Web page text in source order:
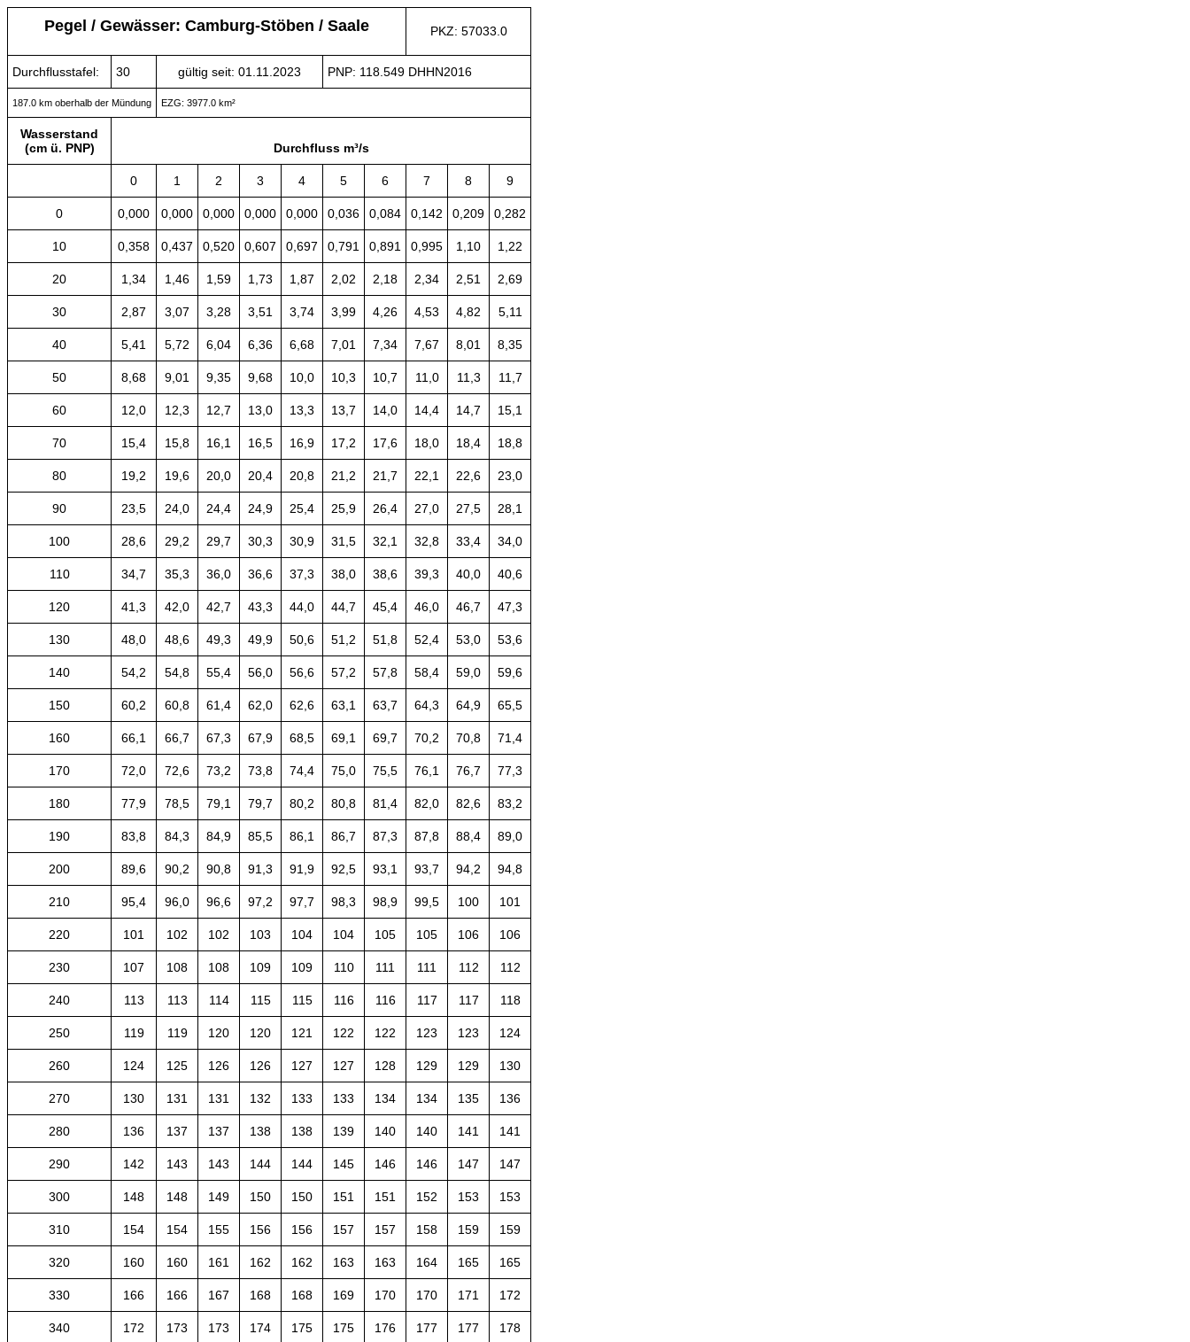
Pegel / Gewässer: Camburg-Stöben / Saale PKZ: 57033.0
Durchflusstafel: 30 gültig seit: 01.11.2023 PNP: 118.549 DHHN2016
187.0 km oberhalb der Mündung EZG: 3977.0 km²
Wasserstand
(cm ü. PNP)
Durchfluss m³/s
0 1 2 3 4 5 6 7 8 9
0 0,000 0,000 0,000 0,000 0,000 0,036 0,084 0,142 0,209 0,282
10 0,358 0,437 0,520 0,607 0,697 0,791 0,891 0,995 1,10 1,22
20 1,34 1,46 1,59 1,73 1,87 2,02 2,18 2,34 2,51 2,69
30 2,87 3,07 3,28 3,51 3,74 3,99 4,26 4,53 4,82 5,11
40 5,41 5,72 6,04 6,36 6,68 7,01 7,34 7,67 8,01 8,35
50 8,68 9,01 9,35 9,68 10,0 10,3 10,7 11,0 11,3 11,7
60 12,0 12,3 12,7 13,0 13,3 13,7 14,0 14,4 14,7 15,1
70 15,4 15,8 16,1 16,5 16,9 17,2 17,6 18,0 18,4 18,8
80 19,2 19,6 20,0 20,4 20,8 21,2 21,7 22,1 22,6 23,0
90 23,5 24,0 24,4 24,9 25,4 25,9 26,4 27,0 27,5 28,1
100 28,6 29,2 29,7 30,3 30,9 31,5 32,1 32,8 33,4 34,0
110 34,7 35,3 36,0 36,6 37,3 38,0 38,6 39,3 40,0 40,6
120 41,3 42,0 42,7 43,3 44,0 44,7 45,4 46,0 46,7 47,3
130 48,0 48,6 49,3 49,9 50,6 51,2 51,8 52,4 53,0 53,6
140 54,2 54,8 55,4 56,0 56,6 57,2 57,8 58,4 59,0 59,6
150 60,2 60,8 61,4 62,0 62,6 63,1 63,7 64,3 64,9 65,5
160 66,1 66,7 67,3 67,9 68,5 69,1 69,7 70,2 70,8 71,4
170 72,0 72,6 73,2 73,8 74,4 75,0 75,5 76,1 76,7 77,3
180 77,9 78,5 79,1 79,7 80,2 80,8 81,4 82,0 82,6 83,2
190 83,8 84,3 84,9 85,5 86,1 86,7 87,3 87,8 88,4 89,0
200 89,6 90,2 90,8 91,3 91,9 92,5 93,1 93,7 94,2 94,8
210 95,4 96,0 96,6 97,2 97,7 98,3 98,9 99,5 100 101
220 101 102 102 103 104 104 105 105 106 106
230 107 108 108 109 109 110 111 111 112 112
240 113 113 114 115 115 116 116 117 117 118
250 119 119 120 120 121 122 122 123 123 124
260 124 125 126 126 127 127 128 129 129 130
270 130 131 131 132 133 133 134 134 135 136
280 136 137 137 138 138 139 140 140 141 141
290 142 143 143 144 144 145 146 146 147 147
300 148 148 149 150 150 151 151 152 153 153
310 154 154 155 156 156 157 157 158 159 159
320 160 160 161 162 162 163 163 164 165 165
330 166 166 167 168 168 169 170 170 171 172
340 172 173 173 174 175 175 176 177 177 178